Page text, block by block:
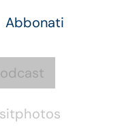
Abbonati